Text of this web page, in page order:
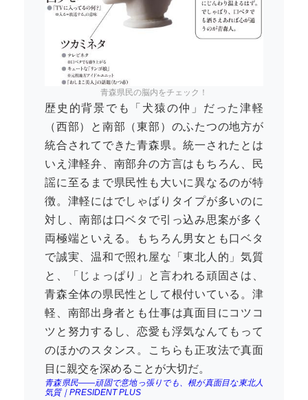
青森県民の脳内をチェック！
歴史的背景でも「犬猿の仲」だった津軽
（西部）と南部（東部）のふたつの地方が
統合されてできた青森県。統一されたとは
いえ津軽弁、南部弁の方言はもちろん、民
謡に至るまで県民性も大いに異なるのが特
徴。津軽にはでしゃばりタイプが多いのに
対し、南部は口ベタで引っ込み思案が多く
両極端といえる。もちろん男女とも口ベタ
で誠実、温和で照れ屋な「東北人的」気質
と、「じょっぱり」と言われる頑固さは、
青森全体の県民性として根付いている。津
軽、南部出身者とも仕事は真面目にコツコ
ツと努力するし、恋愛も浮気なんてもって
のほかのスタンス。こちらも正攻法で真面
目に親交を深めることが大切だ。
青森県民――頑固で意地っ張りでも、根が真面目な東北人
気質｜PRESIDENT PLUS